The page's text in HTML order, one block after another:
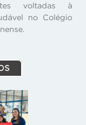
voltadas à
no Colégio